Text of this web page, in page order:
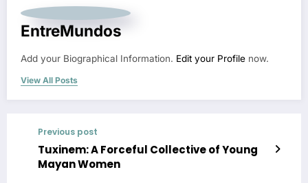
EntreMundos
Add your Biographical Information. Edit your Profile now.
View All Posts
Previous post
Tuxinem: A Forceful Collective of Young
Mayan Women